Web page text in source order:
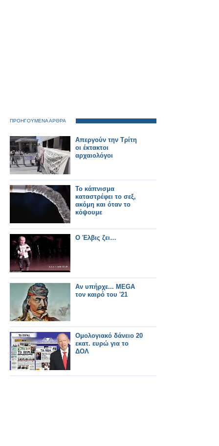
ΠΡΟΗΓΟΥΜΕΝΑ ΑΡΘΡΑ
Απεργούν την Τρίτη
οι έκτακτοι
αρχαιολόγοι
Το κάπνισμα
καταστρέφει το σεξ,
ακόμη και όταν το
κόψουμε
Ο Έλβις ζει…
Αν υπήρχε... MEGA
τον καιρό του '21
Ομολογιακό δάνειο 20
εκατ. ευρώ για το
ΔΟΛ